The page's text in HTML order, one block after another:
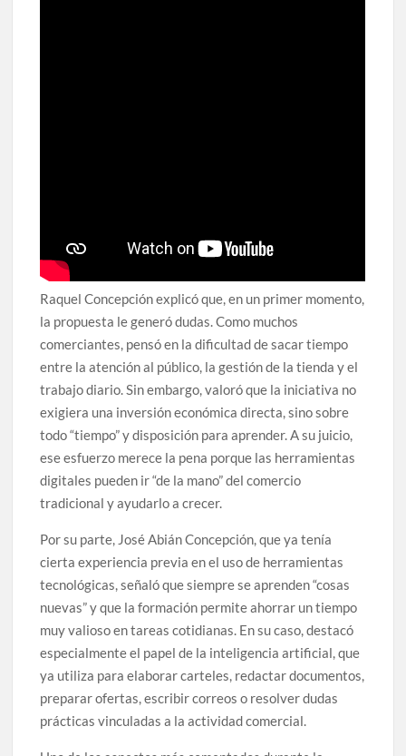
Raquel Concepción explicó que, en un primer momento,
la propuesta le generó dudas. Como muchos
comerciantes, pensó en la dificultad de sacar tiempo
entre la atención al público, la gestión de la tienda y el
trabajo diario. Sin embargo, valoró que la iniciativa no
exigiera una inversión económica directa, sino sobre
todo “tiempo” y disposición para aprender. A su juicio,
ese esfuerzo merece la pena porque las herramientas
digitales pueden ir “de la mano” del comercio
tradicional y ayudarlo a crecer.
Por su parte, José Abián Concepción, que ya tenía
cierta experiencia previa en el uso de herramientas
tecnológicas, señaló que siempre se aprenden “cosas
nuevas” y que la formación permite ahorrar un tiempo
muy valioso en tareas cotidianas. En su caso, destacó
especialmente el papel de la inteligencia artificial, que
ya utiliza para elaborar carteles, redactar documentos,
preparar ofertas, escribir correos o resolver dudas
prácticas vinculadas a la actividad comercial.